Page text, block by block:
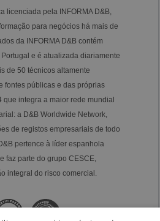
licenciada pela INFORMA D&B,
para negócios há mais de
da INFORMA D&B contém
e é atualizada diariamente
de 50 técnicos altamente
fontes públicas e das próprias
que integra a maior rede mundial
a D&B Worldwide Network,
de registos empresariais de todo
pertence à líder espanhola
faz parte do grupo CESCE,
integral do risco comercial.